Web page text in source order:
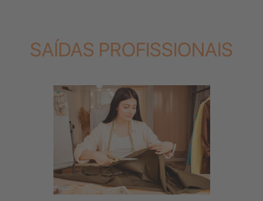
SAÍDAS PROFISSIONAIS